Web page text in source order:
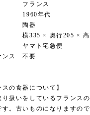
フランス
年代
陶器
横335 × 奥行205 ×
マト宅急便
ンス 不要
スの食器について】
り扱いをしているフランス
す。古いものになりますの